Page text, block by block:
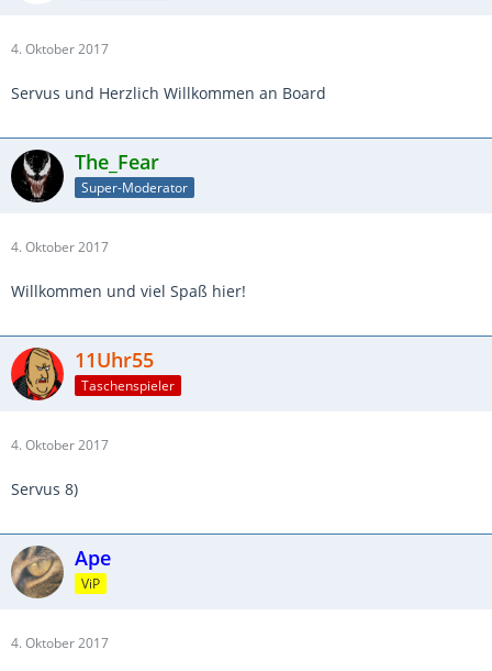
4. Oktober 2017
Servus und Herzlich Willkommen an Board
The_Fear
Super-Moderator
4. Oktober 2017
Willkommen und viel Spaß hier!
11Uhr55
Taschenspieler
4. Oktober 2017
Servus 8)
Ape
ViP
4. Oktober 2017